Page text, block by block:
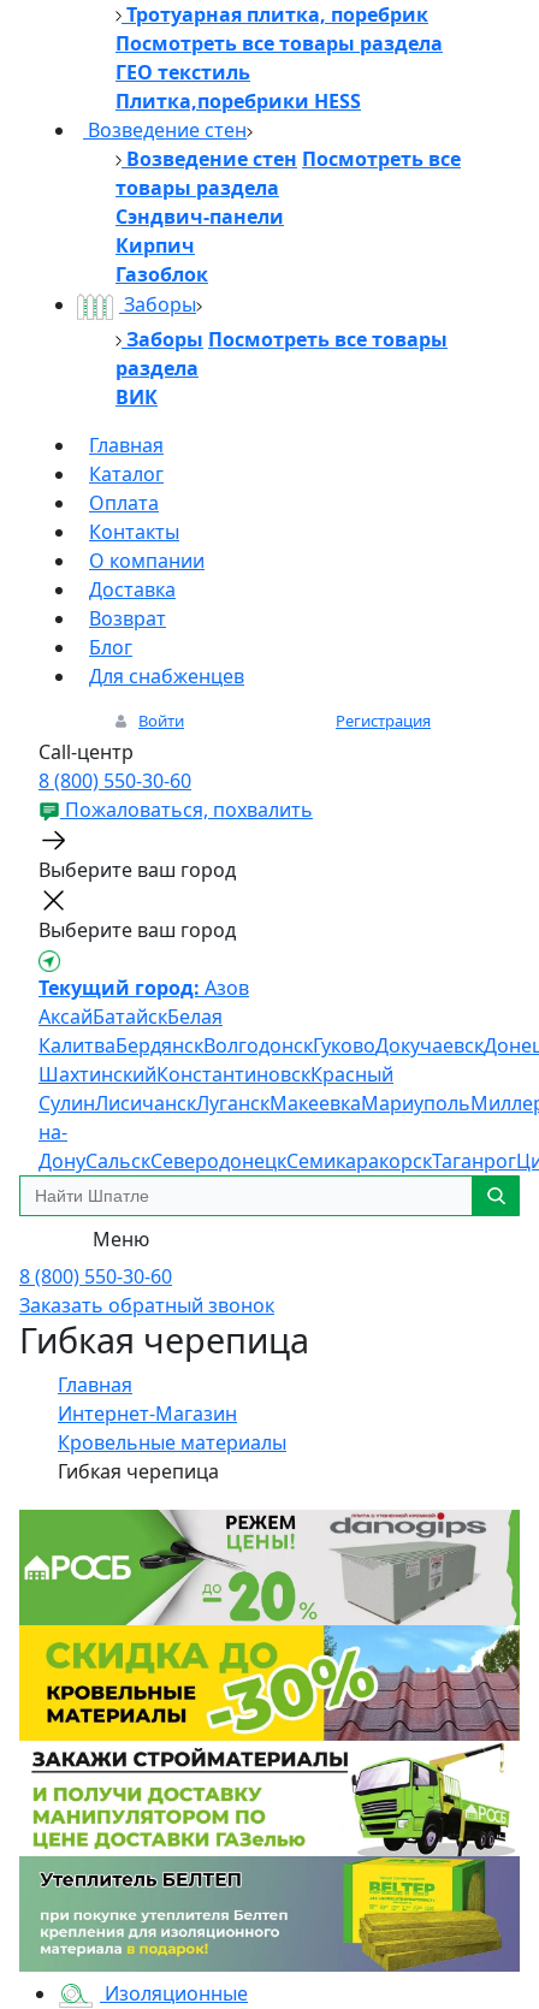
Тротуарная плитка, поребрик
Посмотреть все товары раздела
ГЕО текстиль
Плитка,поребрики HESS
Возведение стен
Возведение стен Посмотреть все
товары раздела
Сэндвич-панели
Кирпич
Газоблок
Заборы
Заборы Посмотреть все товары
раздела
ВИК
Главная
Каталог
Оплата
Контакты
О компании
Доставка
Возврат
Блог
Для снабженцев
Войти Регистрация
Call-центр
8 (800) 550-30-60
Пожаловаться, похвалить
Выберите ваш город
Выберите ваш город
Текущий город: Азов
АксайБатайскБелая
КалитваБердянскВолгодонскГуковоДокучаевск
ШахтинскийКонстантиновскКрасный
СулинЛисичанскЛуганскМакеевкаМариуполь
на-
ДонуСальскСеверодонецкСемикаракорскТаганрог
Меню
8 (800) 550-30-60
Заказать обратный звонок
Гибкая черепица
Главная
Интернет-Магазин
Кровельные материалы
Гибкая черепица
Изоляционные